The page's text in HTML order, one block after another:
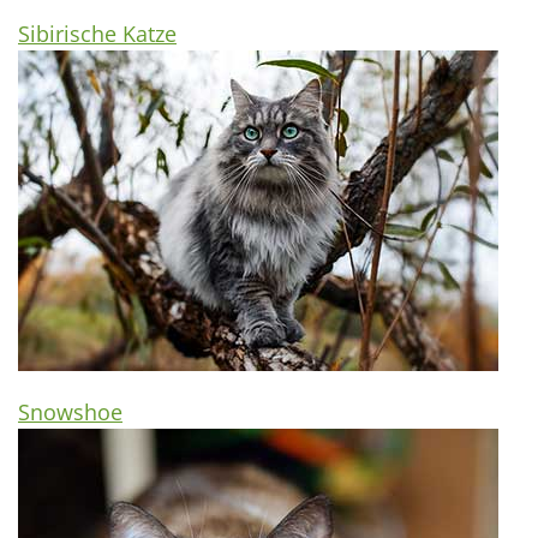
Sibirische Katze
Snowshoe